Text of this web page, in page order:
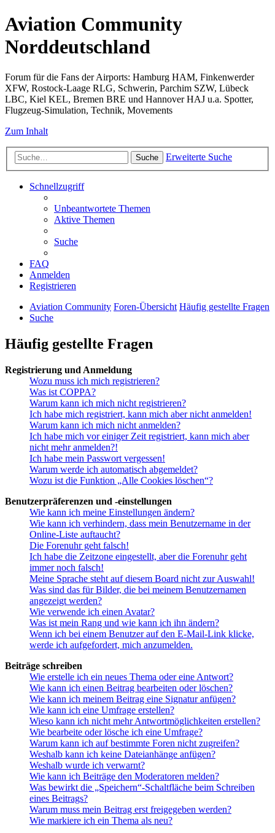
Aviation Community
Norddeutschland
Forum für die Fans der Airports: Hamburg HAM, Finkenwerder
XFW, Rostock-Laage RLG, Schwerin, Parchim SZW, Lübeck
LBC, Kiel KEL, Bremen BRE und Hannover HAJ u.a. Spotter,
Flugzeug-Simulation, Technik, Movements
Zum Inhalt
Suche Erweiterte Suche
Schnellzugriff
Unbeantwortete Themen
Aktive Themen
Suche
FAQ
Anmelden
Registrieren
Aviation Community Foren-Übersicht Häufig gestellte Fragen
Suche
Häufig gestellte Fragen
Registrierung und Anmeldung
Wozu muss ich mich registrieren?
Was ist COPPA?
Warum kann ich mich nicht registrieren?
Ich habe mich registriert, kann mich aber nicht anmelden!
Warum kann ich mich nicht anmelden?
Ich habe mich vor einiger Zeit registriert, kann mich aber
nicht mehr anmelden?!
Ich habe mein Passwort vergessen!
Warum werde ich automatisch abgemeldet?
Wozu ist die Funktion „Alle Cookies löschen“?
Benutzerpräferenzen und -einstellungen
Wie kann ich meine Einstellungen ändern?
Wie kann ich verhindern, dass mein Benutzername in der
Online-Liste auftaucht?
Die Forenuhr geht falsch!
Ich habe die Zeitzone eingestellt, aber die Forenuhr geht
immer noch falsch!
Meine Sprache steht auf diesem Board nicht zur Auswahl!
Was sind das für Bilder, die bei meinem Benutzernamen
angezeigt werden?
Wie verwende ich einen Avatar?
Was ist mein Rang und wie kann ich ihn ändern?
Wenn ich bei einem Benutzer auf den E-Mail-Link klicke,
werde ich aufgefordert, mich anzumelden.
Beiträge schreiben
Wie erstelle ich ein neues Thema oder eine Antwort?
Wie kann ich einen Beitrag bearbeiten oder löschen?
Wie kann ich meinem Beitrag eine Signatur anfügen?
Wie kann ich eine Umfrage erstellen?
Wieso kann ich nicht mehr Antwortmöglichkeiten erstellen?
Wie bearbeite oder lösche ich eine Umfrage?
Warum kann ich auf bestimmte Foren nicht zugreifen?
Weshalb kann ich keine Dateianhänge anfügen?
Weshalb wurde ich verwarnt?
Wie kann ich Beiträge den Moderatoren melden?
Was bewirkt die „Speichern“-Schaltfläche beim Schreiben
eines Beitrags?
Warum muss mein Beitrag erst freigegeben werden?
Wie markiere ich ein Thema als neu?